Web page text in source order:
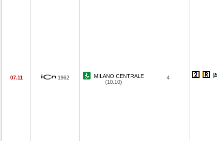
07.11 1962
MILANO CENTRALE
(10.10)
4